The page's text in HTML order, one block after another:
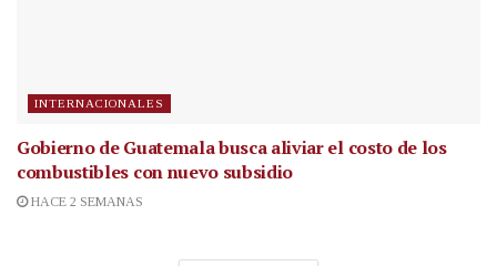
INTERNACIONALES
Gobierno de Guatemala busca aliviar el costo de los
combustibles con nuevo subsidio
HACE 2 SEMANAS